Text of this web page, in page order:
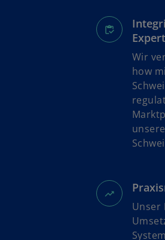
Wir
how
Unser